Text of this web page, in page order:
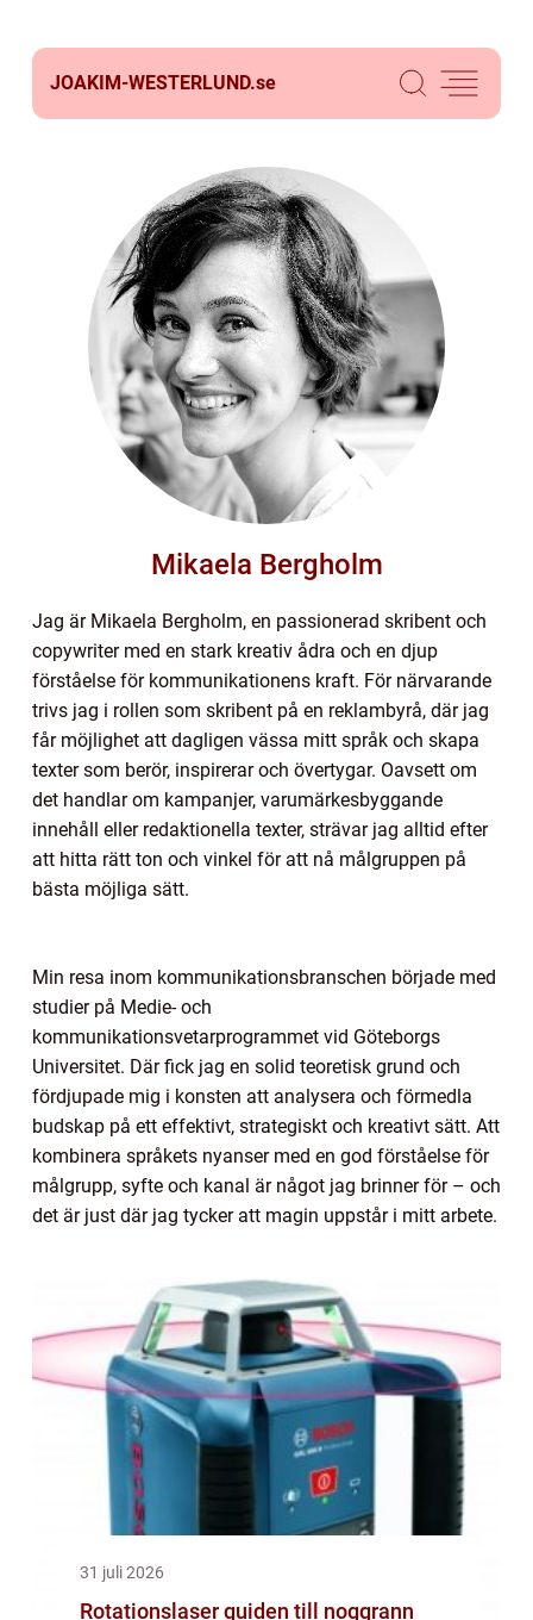
JOAKIM-WESTERLUND.se
Mikaela Bergholm
Jag är Mikaela Bergholm, en passionerad skribent och
copywriter med en stark kreativ ådra och en djup
förståelse för kommunikationens kraft. För närvarande
trivs jag i rollen som skribent på en reklambyrå, där jag
får möjlighet att dagligen vässa mitt språk och skapa
texter som berör, inspirerar och övertygar. Oavsett om
det handlar om kampanjer, varumärkesbyggande
innehåll eller redaktionella texter, strävar jag alltid efter
att hitta rätt ton och vinkel för att nå målgruppen på
bästa möjliga sätt.
Min resa inom kommunikationsbranschen började med
studier på Medie- och
kommunikationsvetarprogrammet vid Göteborgs
Universitet. Där fick jag en solid teoretisk grund och
fördjupade mig i konsten att analysera och förmedla
budskap på ett effektivt, strategiskt och kreativt sätt. Att
kombinera språkets nyanser med en god förståelse för
målgrupp, syfte och kanal är något jag brinner för – och
det är just där jag tycker att magin uppstår i mitt arbete.
31 juli 2026
Rotationslaser guiden till noggrann